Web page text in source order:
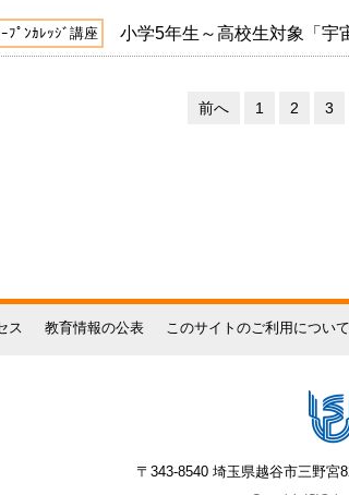
ﾌﾟﾝｶﾚｯｼﾞ講座 小学5年生～高校生対象「宇
前へ 1 2 3
ス 教育情報の公表 このサイトのご利用について
〒343-8540 埼玉県越谷市三野宮